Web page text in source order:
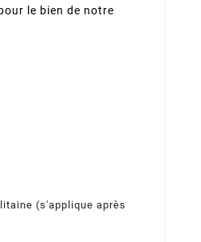
le bien de notre
(s'applique après